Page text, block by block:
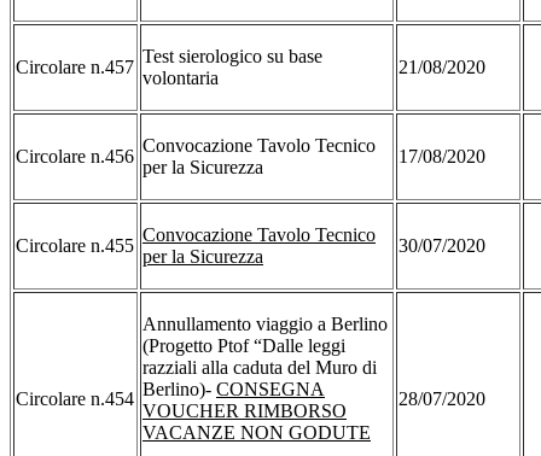
Circolare n.457
Test sierologico su base
volontaria
21/08/2020
Circolare n.456
Convocazione Tavolo Tecnico
per la Sicurezza
17/08/2020
Circolare n.455
Convocazione Tavolo Tecnico
per la Sicurezza
30/07/2020
Circolare n.454
Annullamento viaggio a Berlino
(Progetto Ptof “Dalle leggi
razziali alla caduta del Muro di
Berlino)- CONSEGNA
VOUCHER RIMBORSO
VACANZE NON GODUTE
28/07/2020